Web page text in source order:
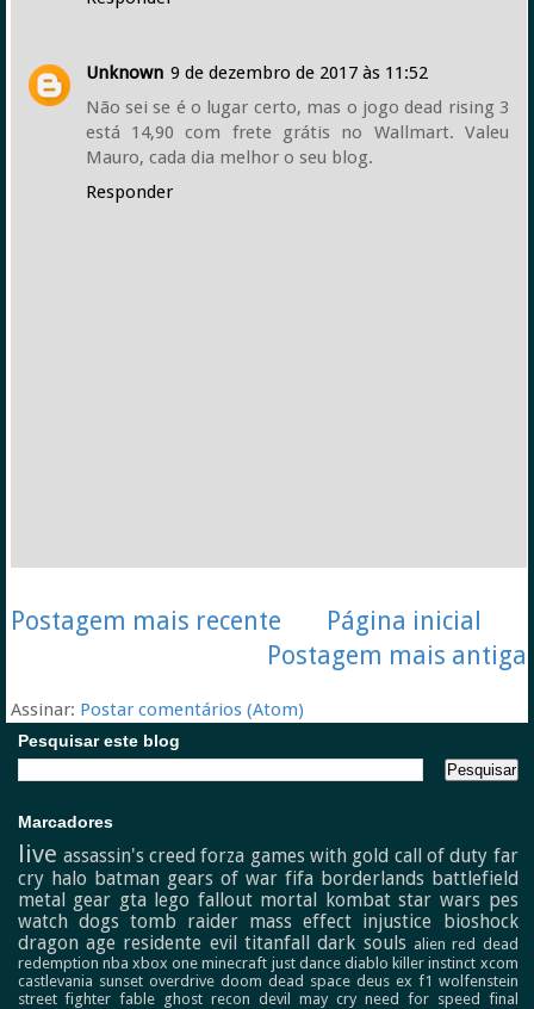
Unknown 9 de dezembro de 2017 às 11:52
Não sei se é o lugar certo, mas o jogo dead rising 3
está 14,90 com frete grátis no Wallmart. Valeu
Mauro, cada dia melhor o seu blog.
Responder
Postagem mais recente
Postagem mais antiga
Página inicial
Assinar: Postar comentários (Atom)
Pesquisar este blog
Marcadores
live assassin's creed forza games with gold call of duty far
cry halo batman gears of war fifa borderlands battlefield
metal gear gta lego fallout mortal kombat star wars pes
watch dogs tomb raider mass effect injustice
bioshock
dragon age residente evil titanfall dark souls alien red dead
redemption nba xbox one minecraft just dance diablo killer instinct xcom
castlevania sunset overdrive doom dead space deus ex f1 wolfenstein
street fighter fable ghost recon devil may cry need for speed final